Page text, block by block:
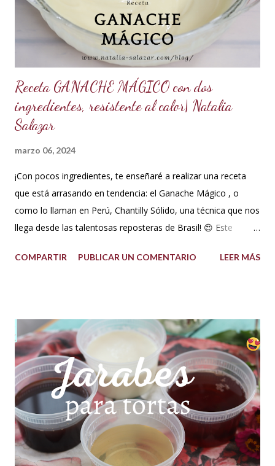
Receta GANACHE MÁGICO con dos
ingredientes, resistente al calor| Natalia
Salazar
marzo 06, 2024
¡Con pocos ingredientes, te enseñaré a realizar una receta
que está arrasando en tendencia: el Ganache Mágico , o
como lo llaman en Perú, Chantilly Sólido, una técnica que nos
llega desde las talentosas reposteras de Brasil! 😍 Este
propiedad de solidificarse al enfriarse, evitando así que se
auténtica maravilla. Se lo puede preparar de diferentes
formas con el mismo resultado, obteniendo un Ganache, que
es una crema que tiene una parte de chocolate y otra parte
de crema de leche o nata, más información de lo que es un
ganache aquí en mi Blog. 😉 Ingredientes: (Proporción 3x1)
600 g de chocolate blanco (sucedáneo para resistir climas
cálidos) 200 g de crema para batir vegetal (crema para batir
para hacer Chantilly vegetal) Preparación: Coloca el chocolate
COMPARTIR PUBLICAR UN COMENTARIO LEER MÁS